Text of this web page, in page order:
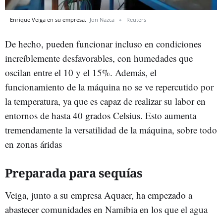
Enrique Veiga en su empresa. Jon Nazca Reuters
De hecho, pueden funcionar incluso en condiciones
increíblemente desfavorables, con humedades que
oscilan entre el 10 y el 15%. Además, el
funcionamiento de la máquina no se ve repercutido por
la temperatura, ya que es capaz de realizar su labor en
entornos de hasta 40 grados Celsius. Esto aumenta
tremendamente la versatilidad de la máquina, sobre todo
en zonas áridas
Preparada para sequías
Veiga, junto a su empresa Aquaer, ha empezado a
abastecer comunidades en Namibia en los que el agua